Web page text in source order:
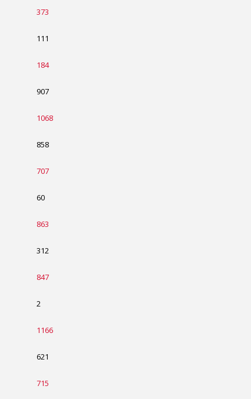
373
111
184
907
1068
858
707
60
863
312
847
2
1166
621
715